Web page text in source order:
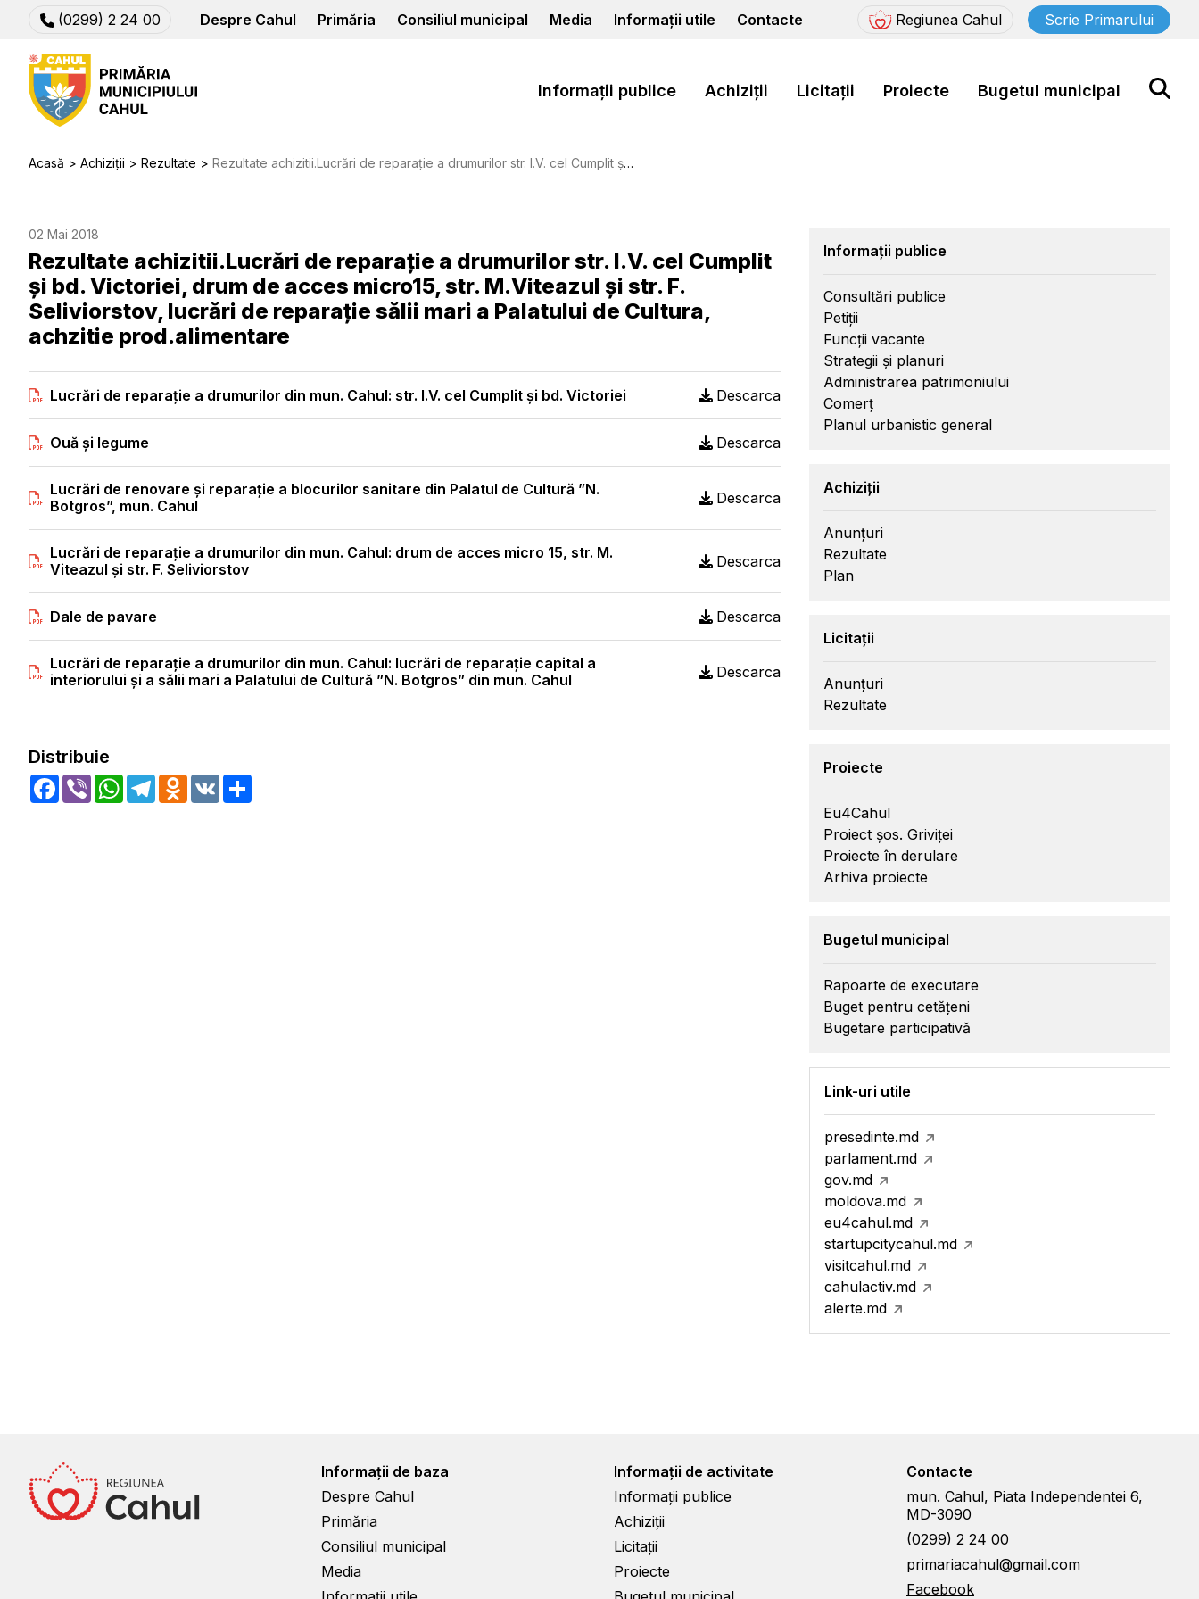
(0299) 2 24 00 Despre Cahul Primăria Consiliul municipal Media Informații utile Contacte Regiunea Cahul Scrie Primarului
Informații publice Achiziții Licitații Proiecte Bugetul municipal
Acasă Achiziții Rezultate Rezultate achizitii.Lucrări de reparație a drumurilor str. I.V. cel Cumplit și bd. Victoriei, drum de acces micro15, str. M.Viteazul și str. F. Seliviorstov, lucrări de reparație sălii mari a Palatului de Cultura, achzitie prod.alimentare
02 Mai 2018
Rezultate achizitii.Lucrări de reparație a drumurilor str. I.V. cel Cumplit
și bd. Victoriei, drum de acces micro15, str. M.Viteazul și str. F.
Seliviorstov, lucrări de reparație sălii mari a Palatului de Cultura,
achzitie prod.alimentare
Lucrări de reparație a drumurilor din mun. Cahul: str. I.V. cel Cumplit și bd. Victoriei Descarca
Ouă și legume Descarca
Lucrări de renovare și reparație a blocurilor sanitare din Palatul de Cultură ”N.
Botgros”, mun. Cahul
Descarca
Lucrări de reparație a drumurilor din mun. Cahul: drum de acces micro 15, str. M.
Viteazul și str. F. Seliviorstov
Descarca
Dale de pavare Descarca
Lucrări de reparație a drumurilor din mun. Cahul: lucrări de reparație capital a
interiorului și a sălii mari a Palatului de Cultură ”N. Botgros” din mun. Cahul
Descarca
Distribuie
Facebook
Viber WhatsApp
TelegramOdnoklassniki
VK
Informații publice
Consultări publice
Petiții
Funcții vacante
Strategii și planuri
Administrarea patrimoniului
Comerț
Planul urbanistic general
Achiziții
Anunțuri
Rezultate
Plan
Licitații
Anunțuri
Rezultate
Proiecte
Eu4Cahul
Proiect șos. Griviței
Proiecte în derulare
Arhiva proiecte
Bugetul municipal
Rapoarte de executare
Buget pentru cetățeni
Bugetare participativă
Link-uri utile
presedinte.md
parlament.md
gov.md
moldova.md
eu4cahul.md
startupcitycahul.md
visitcahul.md
cahulactiv.md
alerte.md
Informații de baza
Despre Cahul
Primăria
Consiliul municipal
Media
Informații de activitate
Informații publice
Achiziții
Licitații
Proiecte
Contacte
mun. Cahul, Piata Independentei 6,
MD-3090
(0299) 2 24 00
primariacahul@gmail.com
Facebook